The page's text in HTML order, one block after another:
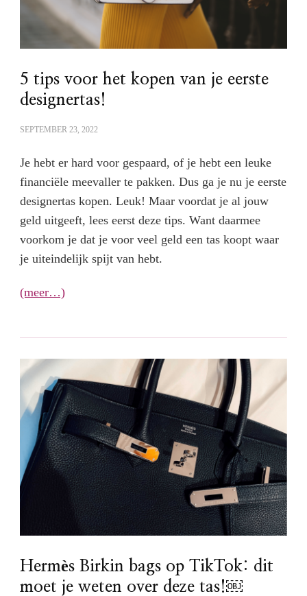
5 tips voor het kopen van je eerste
designertas!
SEPTEMBER 23, 2022
Je hebt er hard voor gespaard, of je hebt een leuke
financiële meevaller te pakken. Dus ga je nu je eerste
designertas kopen. Leuk! Maar voordat je al jouw
geld uitgeeft, lees eerst deze tips. Want daarmee
voorkom je dat je voor veel geld een tas koopt waar
je uiteindelijk spijt van hebt.
(meer…)
Hermès Birkin bags op TikTok: dit
moet je weten over deze tas!￼